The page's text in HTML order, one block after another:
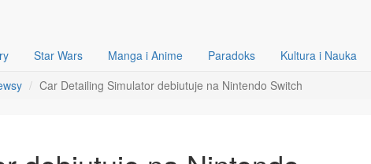
Star Wars Manga i Anime Paradoks
Kultura i Nauka
Car Detailing Simulator debiutuje na Nintendo Switch